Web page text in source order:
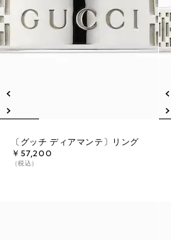
〔グッチ ディアマンテ〕リング
￥57,200
（税込）